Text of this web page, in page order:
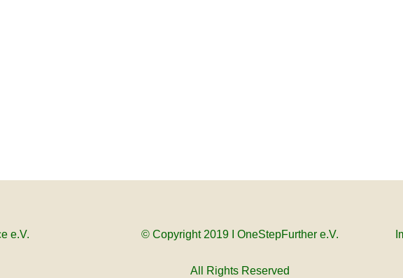
e.V.
© Copyright 2019 I OneStepFurther e.V.
All Rights Reserved